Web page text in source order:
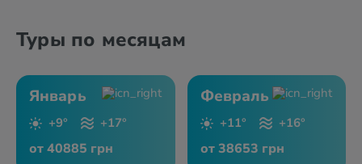
Туры по месяцам
Январь
+9° +17°
от 40885 грн
Февраль
+11° +16°
от 38653 грн